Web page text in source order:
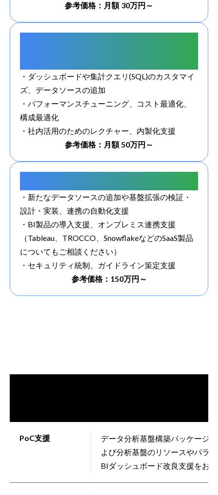
参考価格：月額 30万円～
・ダッシュボードや集計クエリ(SQL)のカスタマイ
ズ、データソースの追加
・パフォーマンスチューニング、コスト最適化、
構成最適化
・社内活用のためのレクチャー、内製化支援
参考価格：月額 50万円～
・新たなデータソースの追加や基盤拡張の検証・
設計・実装、連携の自動化支援
・BI製品の導入支援、オンプレミス連携支援
（Tableau、TROCCO、SnowflakeなどのSaaS製品
についてもご相談ください）
・セキュリティ統制、ガイドライン策定支援
参考価格：150万円～
PoC支援
データ分析基盤構築パッケージ
よび分析基盤のリソースやパラ
BIダッシュボード改良支援をお